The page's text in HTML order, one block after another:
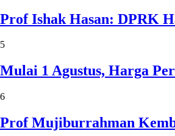
Prof Ishak Hasan: DPRK
5
Mulai 1 Agustus, Harga
6
Prof Mujiburrahman